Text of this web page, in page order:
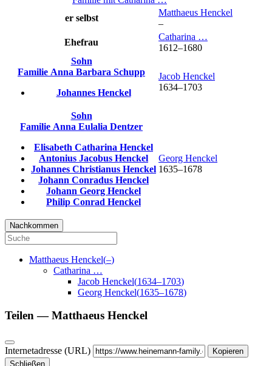
er selbst
Matthaeus Henckel
–
Ehefrau
Catharina …
1612–1680
Sohn
Familie Anna Barbara Schupp
Johannes Henckel
Jacob Henckel
1634–1703
Sohn
Familie Anna Eulalia Dentzer
Elisabeth Catharina Henckel
Antonius Jacobus Henckel
Johannes Christianus Henckel
Johann Conradus Henckel
Johann Georg Henckel
Philip Conrad Henckel
Georg Henckel
1635–1678
Nachkommen
Matthaeus Henckel(–)
Catharina …
Jacob Henckel(1634–1703)
Georg Henckel(1635–1678)
Teilen —Matthaeus Henckel
Internetadresse (URL)
Kopieren
Schließen